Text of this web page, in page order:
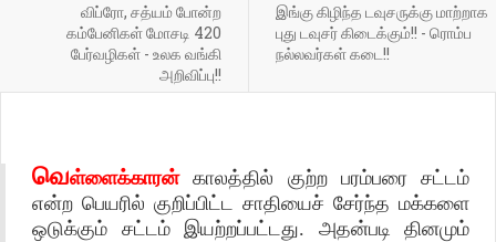
விப்ரோ, சத்யம் போன்ற
கம்பேனிகள் மோசடி 420
பேர்வழிகள் - உலக வங்கி
அறிவிப்பு!!
இங்கு கிழிந்த டவுசருக்கு மாற்றாக
புது டவுசர் கிடைக்கும்!! - ரொம்ப
நல்லவர்கள் கடை!!
வெள்ளைக்காரன்
காலத்தில் குற்ற பரம்பரை சட்டம்
என்ற பெயரில் குறிப்பிட்ட சாதியைச் சேர்ந்த மக்களை
ஒடுக்கும் சட்டம் இயற்றப்பட்டது. அதன்படி தினமும்